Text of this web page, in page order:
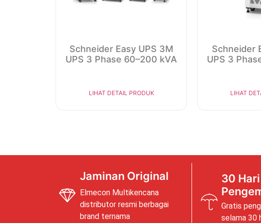
Schneider Easy UPS 3M
UPS 3 Phase 60–200 kVA
LIHAT DETAIL PRODUK
Schneider
UPS 3
LIHAT
Jaminan Original
Elmecon Multikencana
distributor resmi berbagai
brand ternama
30 Hari
Gratis
selama 30